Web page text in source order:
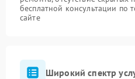
бесплатной консультации по
сайте
Широкий спектр